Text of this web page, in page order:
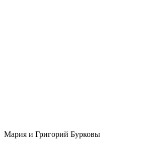
Мария и Григорий Бурковы